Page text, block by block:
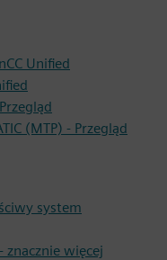
Unified
(MTP) - Przegląd
system
więcej